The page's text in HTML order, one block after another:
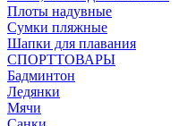
Плоты надувные
Сумки пляжные
Шапки для плавания
СПОРТТОВАРЫ
Бадминтон
Ледянки
Мячи